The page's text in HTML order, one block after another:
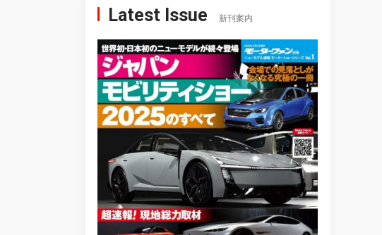
Latest Issue 新刊案内